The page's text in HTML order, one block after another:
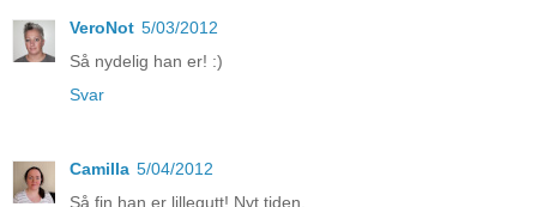
VeroNot 5/03/2012
Så nydelig han er! :)
Svar
Camilla 5/04/2012
Så fin han er lillegutt! Nyt tiden.